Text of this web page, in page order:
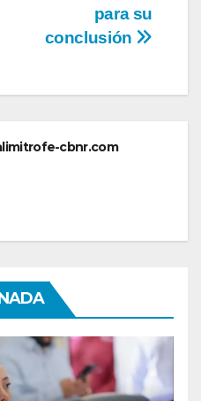
para su
conclusión
cbnr.com